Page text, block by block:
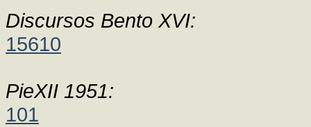
Discursos Bento XVI:
15610
PieXII 1951:
101